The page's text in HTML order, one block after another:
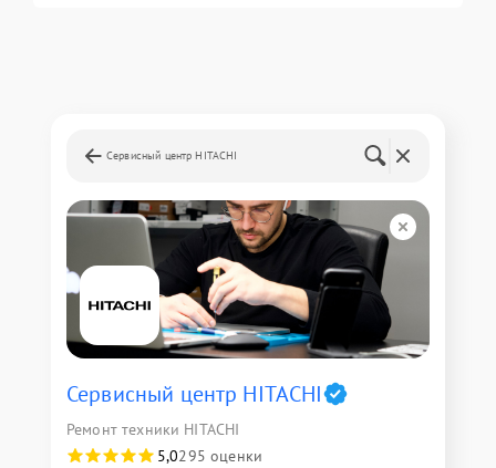
Сервисный центр HITACHI
Сервисный центр HITACHI
Ремонт техники HITACHI
5,0295 оценки